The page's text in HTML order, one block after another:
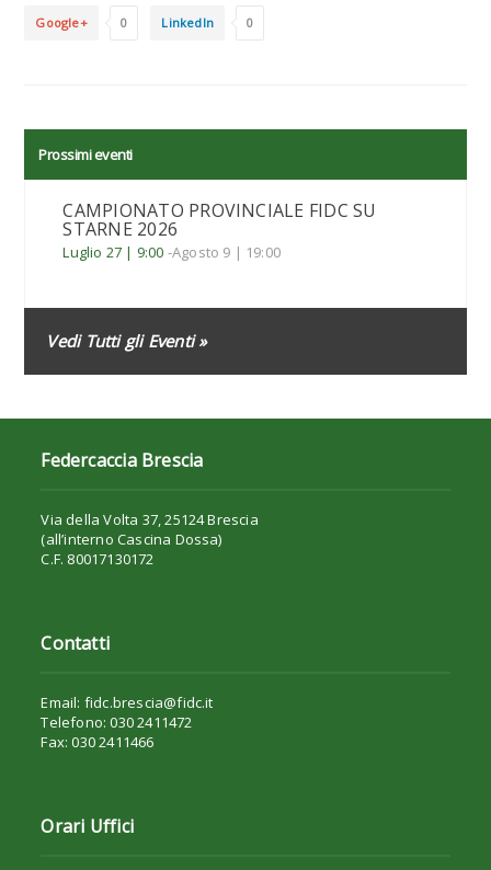
Google+ 0 LinkedIn 0
Prossimi eventi
CAMPIONATO PROVINCIALE FIDC SU
STARNE 2026
Luglio 27 | 9:00 -Agosto 9 | 19:00
Vedi Tutti gli Eventi »
Federcaccia Brescia
Via della Volta 37, 25124 Brescia
(all’interno Cascina Dossa)
C.F. 80017130172
Contatti
Email: fidc.brescia@fidc.it
Telefono: 030 2411472
Fax: 030 2411466
Orari Uffici